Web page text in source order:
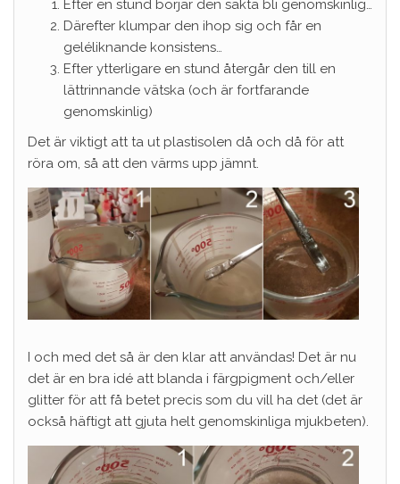
Efter en stund börjar den sakta bli genomskinlig…
Därefter klumpar den ihop sig och får en
geléliknande konsistens…
Efter ytterligare en stund återgår den till en
lättrinnande vätska (och är fortfarande
genomskinlig)
Det är viktigt att ta ut plastisolen då och då för att
röra om, så att den värms upp jämnt.
I och med det så är den klar att användas! Det är nu
det är en bra idé att blanda i färgpigment och/eller
glitter för att få betet precis som du vill ha det (det är
också häftigt att gjuta helt genomskinliga mjukbeten).